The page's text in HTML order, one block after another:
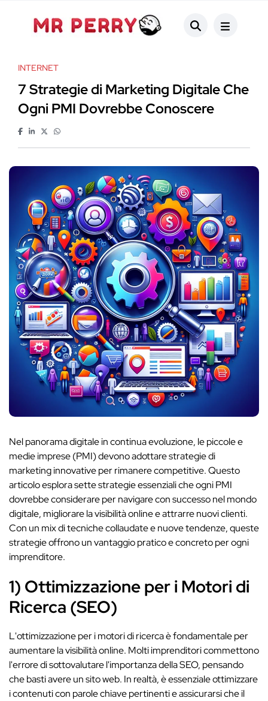
INTERNET
7 Strategie di Marketing Digitale Che
Ogni PMI Dovrebbe Conoscere
Nel panorama digitale in continua evoluzione, le piccole e
medie imprese (PMI) devono adottare strategie di
marketing innovative per rimanere competitive. Questo
articolo esplora sette strategie essenziali che ogni PMI
dovrebbe considerare per navigare con successo nel mondo
digitale, migliorare la visibilità online e attrarre nuovi clienti.
Con un mix di tecniche collaudate e nuove tendenze, queste
strategie offrono un vantaggio pratico e concreto per ogni
imprenditore.
1) Ottimizzazione per i Motori di
Ricerca (SEO)
L'ottimizzazione per i motori di ricerca è fondamentale per
aumentare la visibilità online. Molti imprenditori commettono
l'errore di sottovalutare l'importanza della SEO, pensando
che basti avere un sito web. In realtà, è essenziale ottimizzare
i contenuti con parole chiave pertinenti e assicurarsi che il